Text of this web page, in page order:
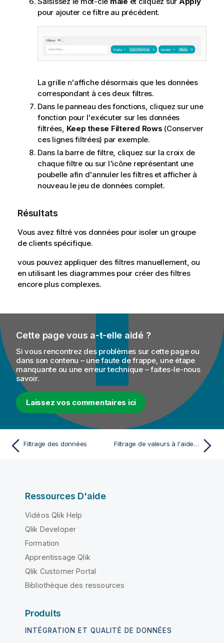
pour ajouter ce filtre au précédent.
La grille n'affiche désormais que les données
correspondant à ces deux filtres.
Dans le panneau des fonctions, cliquez sur une
fonction pour l'exécuter sur les données
filtrées, Keep these Filtered Rows (Conserver
ces lignes filtrées) par exemple.
Dans la barre de filtre, cliquez sur la croix de
chaque filtre ou sur l'icône représentant une
poubelle afin d'annuler les filtres et afficher à
nouveau le jeu de données complet.
Résultats
Vous avez filtré vos données pour isoler un groupe
de clients spécifique.
vous pouvez appliquer des filtres manuellement, ou
en utilisant les diagrammes pour créer des filtres
encore plus complexes.
Cette page vous a-t-elle aidé ?
Si vous rencontrez des problèmes sur cette page ou
dans son contenu – une faute de frappe, une étape
manquante ou une erreur technique – faites-le-nous
savoir.
Laissez vos commentaires ici
Filtrage des données Filtrage de valeurs à l'aide de la barre de statistiques
Ressources D'aide
Vidéos Qlik Help
Qlik Developer
Formation
Apprentissage Qlik
Qlik Customer Portal
Bibliothèque des ressources
Produits
INTÉGRATION ET QUALITÉ DE DONNÉES